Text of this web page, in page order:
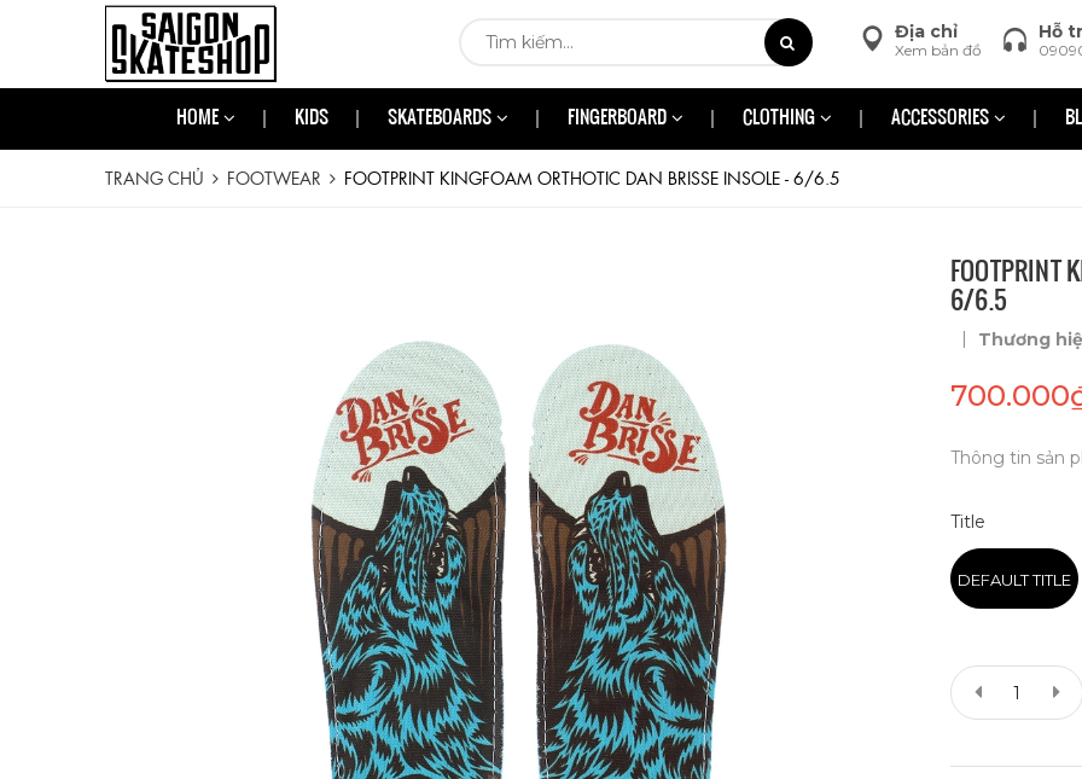
Hỗ
Địa chỉ
Xem bản đồ
HOME KIDS SKATEBOARDS FINGERBOARD CLOTHING ACCESSORIES
TRANG CHỦ FOOTWEAR FOOTPRINT KINGFOAM ORTHOTIC DAN BRISSE INSOLE - 6/6.5
FOOTPRINT
6/6.5
| Thương
Thông tin sản
Title
DEFAULT TITLE